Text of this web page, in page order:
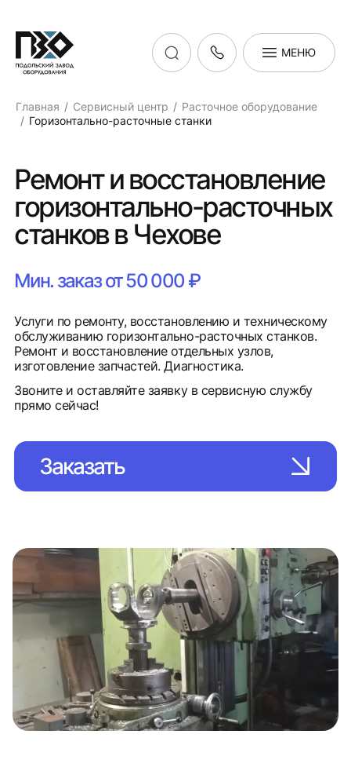
МЕНЮ
Главная Сервисный центр
Расточное оборудование
Горизонтально-расточные станки
Ремонт и восстановление
горизонтально-расточных
станков в Чехове
Мин. заказ от 50 000 ₽
Услуги по ремонту, восстановлению и техническому
обслуживанию горизонтально-расточных станков.
Ремонт и восстановление отдельных узлов,
изготовление запчастей. Диагностика.
Звоните и оставляйте заявку в сервисную службу
прямо сейчас!
Заказать